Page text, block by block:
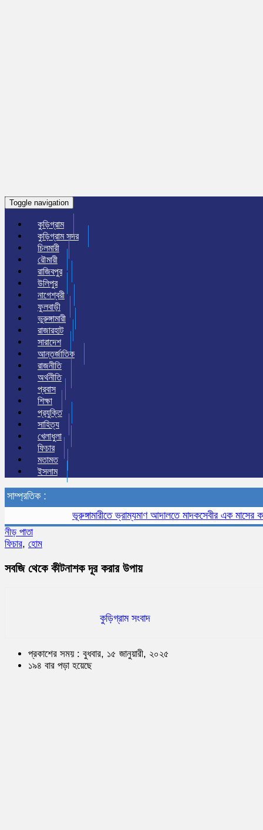
Toggle navigation
কুড়িগ্রাম
কুড়িগ্রাম সদর
চিলমারী
রৌমারী
রাজিবপুর
উলিপুর
নাগেশ্বরী
ফুলবাড়ী
ভুরুঙ্গামারী
রাজারহাট
সারাদেশ
আন্তর্জাতিক
রাজনীতি
অর্থনীতি
প্রবাস
শিক্ষা
প্রযুক্তি
সাহিত্য
খেলাধুলা
ফিচার
মতামত
ইসলাম
সাম্প্রতিক :
ভূরুঙ্গামারীতে ভ্রাম্যমাণ আদালতে মাদকসেবীর এক মাসের কারাদণ্ড
নীড় পাতা
ফিচার, হোম
সবজি থেকে কীটনাশক দূর করার উপায়
কুড়িগ্রাম সংবাদ
প্রকাশের সময় : বুধবার, ১৫ জানুয়ারী, ২০২৫
১৯৪ বার পড়া হয়েছে